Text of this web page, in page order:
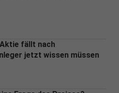
fällt nach
jetzt wissen müssen